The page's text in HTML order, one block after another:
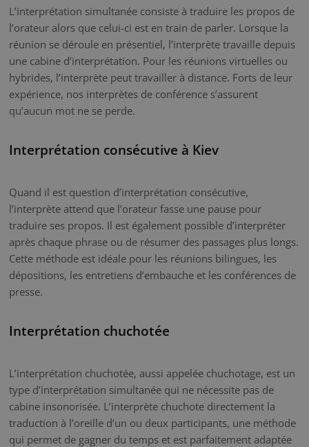
L’interprétation simultanée consiste à traduire les propos de
l’orateur alors que celui-ci est en train de parler. Lorsque la
réunion se déroule en présentiel, l’interprète travaille depuis
une cabine d’interprétation. Pour les réunions virtuelles ou
hybrides, l’interprète peut travailler à distance. Forts de leur
expérience, nos interprètes de conférence s’assurent
qu’aucun mot ne se perde.
Interprétation consécutive à Kiev
Quand il est question d’interprétation consécutive,
l’interprète attend que l’orateur fasse une pause pour
traduire ses propos. Il est également possible d’interpréter
après chaque phrase ou de résumer des passages plus longs.
Cette méthode est idéale pour les réunions bilingues, les
dépositions, les entretiens d’embauche et les conférences de
presse.
Interprétation chuchotée
L’interprétation chuchotée, aussi appelée chuchotage, est un
type d’interprétation simultanée qui ne nécessite pas de
cabine insonorisée. L’interprète chuchote directement la
traduction à l’oreille d’un ou deux participants, une méthode
qui permet de gagner du temps et est parfaitement adaptée